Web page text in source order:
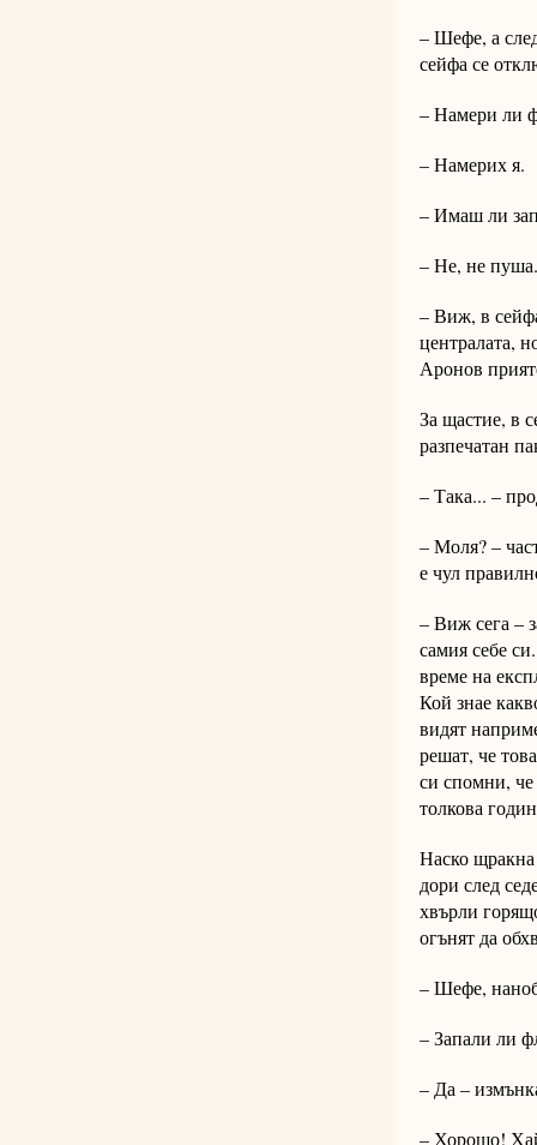
– Шефе, а
сейфа се
– Намери ли
– Намерих я.
– Имаш ли
– Не, не пуша.
– Виж, в
централата,
Аронов
За щастие, в
разпечатан
– Така... –
– Моля? –
е чул
– Виж сега –
самия себе
време на
Кой знае
видят
решат, че
си спомни,
толкова
Наско щракна
дори след
хвърли
огънят да
– Шефе,
– Запали ли
– Да –
– Хорошо!